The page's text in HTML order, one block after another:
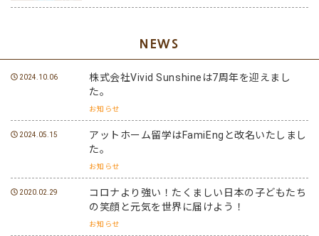
NEWS
2024.10.06
株式会社Vivid Sunshineは7周年を迎えまし
た。
お知らせ
2024.05.15
アットホーム留学はFamiEngと改名いたしまし
た。
お知らせ
2020.02.29
コロナより強い！たくましい日本の子どもたち
の笑顔と元気を世界に届けよう！
お知らせ